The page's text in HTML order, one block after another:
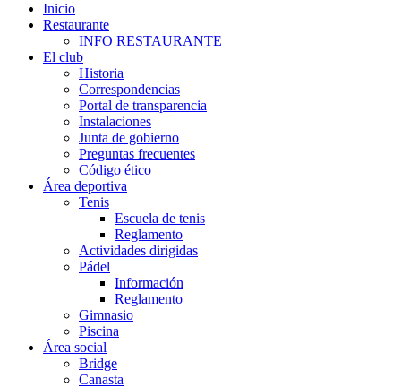
Inicio
Restaurante
INFO RESTAURANTE
El club
Historia
Correspondencias
Portal de transparencia
Instalaciones
Junta de gobierno
Preguntas frecuentes
Código ético
Área deportiva
Tenis
Escuela de tenis
Reglamento
Actividades dirigidas
Pádel
Información
Reglamento
Gimnasio
Piscina
Área social
Bridge
Canasta